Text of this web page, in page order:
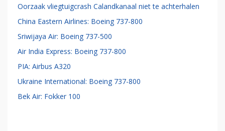
Oorzaak vliegtuigcrash Calandkanaal niet te achterhalen
China Eastern Airlines: Boeing 737-800
Sriwijaya Air: Boeing 737-500
Air India Express: Boeing 737-800
PIA: Airbus A320
Ukraine International: Boeing 737-800
Bek Air: Fokker 100